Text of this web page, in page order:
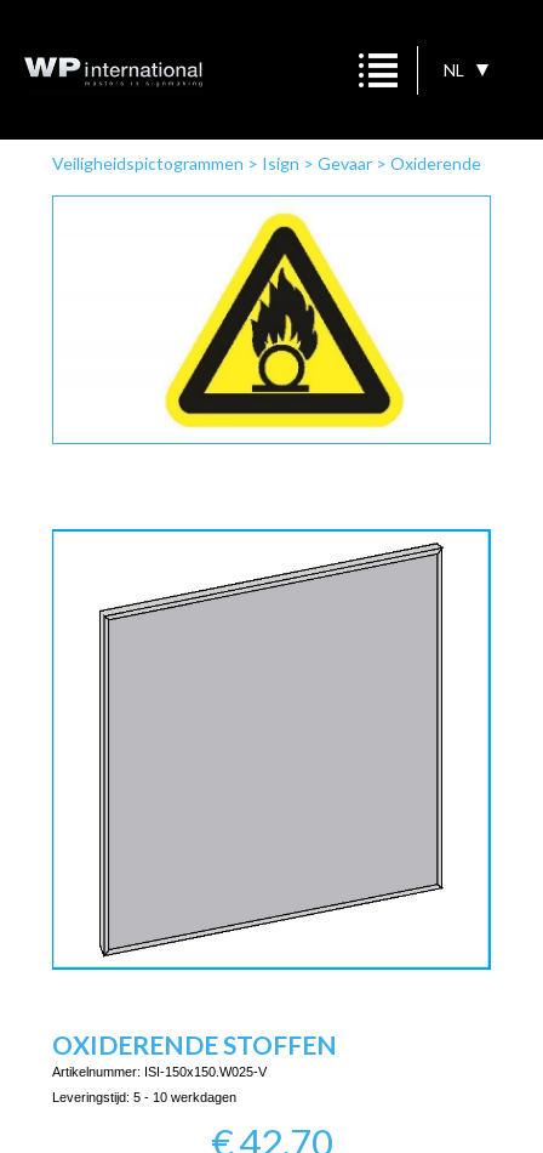
NL
Veiligheidspictogrammen > Isign > Gevaar> Oxiderende
OXIDERENDE STOFFEN
Artikelnummer: ISI-150x150.W025-V
Leveringstijd: 5 - 10 werkdagen
€42,70